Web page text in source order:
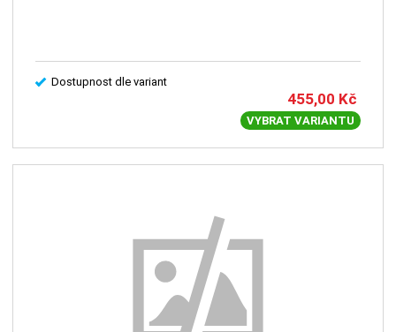
Dostupnost dle variant
455,00 Kč
VYBRAT VARIANTU